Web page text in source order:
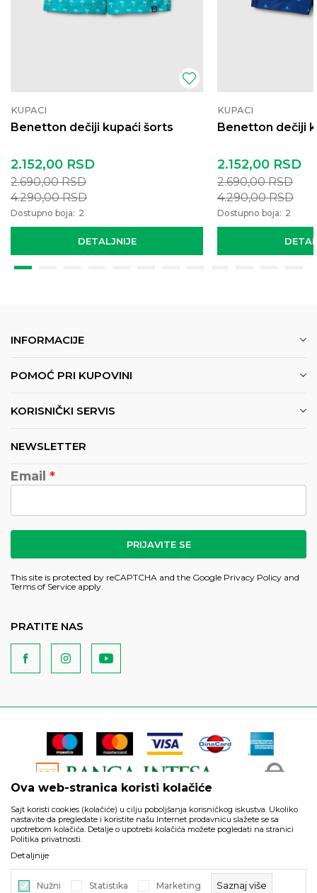
KUPACI
Benetton dečiji kupaći šorts
DETALJNIJE
2.152,00 RSD
2.690,00RSD
4.290,00RSD
Dostupno boja: 2
KUPACI
Benetton dečiji
2.152,00 RSD
2.690,00RSD
4.290,00RSD
Dostupno boja: 2
INFORMACIJE
POMOĆ PRI KUPOVINI
KORISNIČKI SERVIS
NEWSLETTER
Email
PRIJAVITE SE
This site is protected by reCAPTCHA and the Google Privacy Policy and
Terms of Service apply.
PRATITE NAS
artikli prikazani na sajtu su deo naše ponude i ne podrazumeva
da su dostupni u svakom trenutku.
Ova web-stranica koristi kolačiće
Sajt koristi cookies (kolačiće) u cilju poboljšanja korisničkog iskustva. Ukoliko
nastavite da pregledate i koristite našu Internet prodavnicu slažete se sa
upotrebom kolačića. Detalje o upotrebi kolačića možete pogledati na stranici
Politika privatnosti.
Detaljnije
Nužni Statistika Marketing Saznaj više